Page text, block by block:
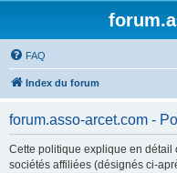
FAQ
Index du forum
forum.asso-arcet.com -
Cette politique explique en détail
sociétés affiliées (désignés ci-